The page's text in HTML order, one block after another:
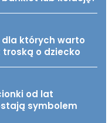
dla których warto
o dziecko
od lat
symbolem